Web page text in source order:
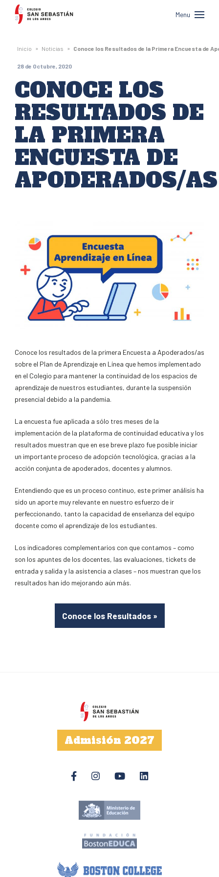
Colegio
San
Sebastián
de
Los
Andes
Menu
Inicio » Noticias » Conoce los Resultados de la Primera Encuesta de
28 de Octubre, 2020
CONOCE LOS
RESULTADOS DE
LA PRIMERA
ENCUESTA DE
APODERADOS/AS
Conoce los resultados de la primera Encuesta a Apoderados/as
sobre el Plan de Aprendizaje en Línea que hemos implementado
en el Colegio para mantener la continuidad de los espacios de
aprendizaje de nuestros estudiantes, durante la suspensión
presencial debido a la pandemia.
La encuesta fue aplicada a sólo tres meses de la
implementación de la plataforma de continuidad educativa y los
resultados muestran que en ese breve plazo fue posible iniciar
un importante proceso de adopción tecnológica, gracias a la
acción conjunta de apoderados, docentes y alumnos.
Entendiendo que es un proceso continuo, este primer análisis ha
sido un aporte muy relevante en nuestro esfuerzo de ir
perfeccionando, tanto la capacidad de enseñanza del equipo
docente como el aprendizaje de los estudiantes.
Los indicadores complementarios con que contamos – como
son los apuntes de los docentes, las evaluaciones, tickets de
entrada y salida y la asistencia a clases – nos muestran que los
resultados han ido mejorando aún más.
Conoce los Resultados »
Admisión 2027